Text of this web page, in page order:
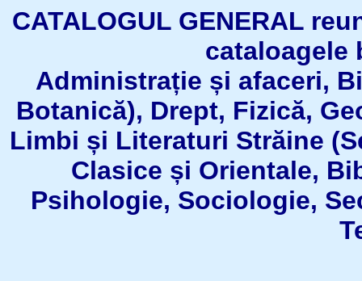
CATALOGUL GENERAL
Administrație și afaceri,
Botanică), Drept, Fizică,
Limbi și Literaturi Străine
Clasice și Orientale,
Psihologie, Sociologie,